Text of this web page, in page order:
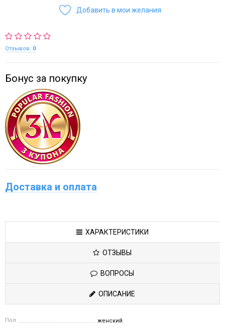
Добавить в мои желания
Отзывов: 0
Бонус за покупку
Доставка и оплата
ХАРАКТЕРИСТИКИ
ОТЗЫВЫ
ВОПРОСЫ
ОПИСАНИЕ
Пол женский